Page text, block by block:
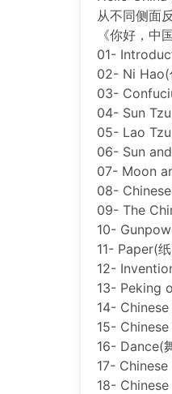
从不同侧面
《你好，中
01-
02- Ni Hao(
03-
04- Sun
05- Lao
06- Sun
07- Moon
08-
09- The
10-
11- Paper(
12-
13- Peking
14-
15-
16- Dance(
17-
18-